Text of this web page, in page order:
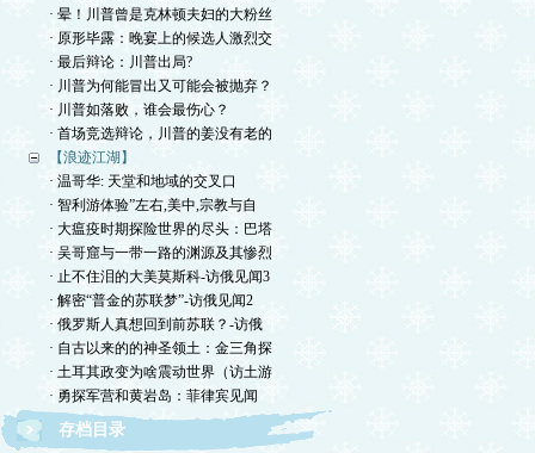
· 晕！川普曾是克林顿夫妇的大粉丝
· 原形毕露：晚宴上的候选人激烈交
· 最后辩论：川普出局?
· 川普为何能冒出又可能会被抛弃？
· 川普如落败，谁会最伤心？
· 首场竞选辩论，川普的姜没有老的
【浪迹江湖】
· 温哥华: 天堂和地域的交叉口
· 智利游体验”左右,美中,宗教与自
· 大瘟疫时期探险世界的尽头：巴塔
· 吴哥窟与一带一路的渊源及其惨烈
· 止不住泪的大美莫斯科-访俄见闻3
· 解密“普金的苏联梦”-访俄见闻2
· 俄罗斯人真想回到前苏联？-访俄
· 自古以来的的神圣领土：金三角探
· 土耳其政变为啥震动世界（访土游
· 勇探军营和黄岩岛：菲律宾见闻
存档目录